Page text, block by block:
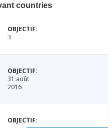
countries
3
31 août
2016